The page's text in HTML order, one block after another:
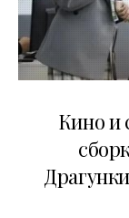
Кино и